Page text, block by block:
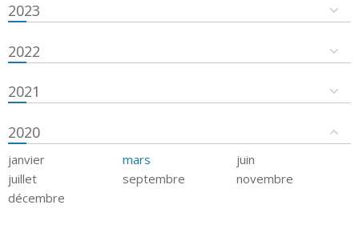
2023
2022
2021
2020
janvier mars
juin
juillet
septembre
novembre
décembre